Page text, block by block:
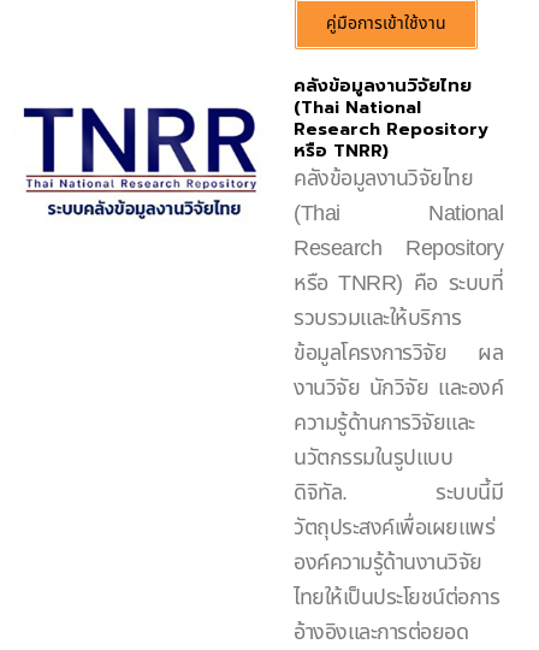
คู่มือการเข้าใช้งาน
คลังข้อมูลงานวิจัยไทย
(Thai National
Research Repository
หรือ TNRR)
คลังข้อมูลงานวิจัยไทย
(Thai National
Research Repository
หรือ TNRR) คือ ระบบที่
รวบรวมและให้บริการ
ข้อมูลโครงการวิจัย ผล
งานวิจัย นักวิจัย และองค์
ความรู้ด้านการวิจัยและ
นวัตกรรมในรูปแบบ
ดิจิทัล. ระบบนี้มี
วัตถุประสงค์เพื่อเผยแพร่
องค์ความรู้ด้านงานวิจัย
ไทยให้เป็นประโยชน์ต่อการ
อ้างอิงและการต่อยอด